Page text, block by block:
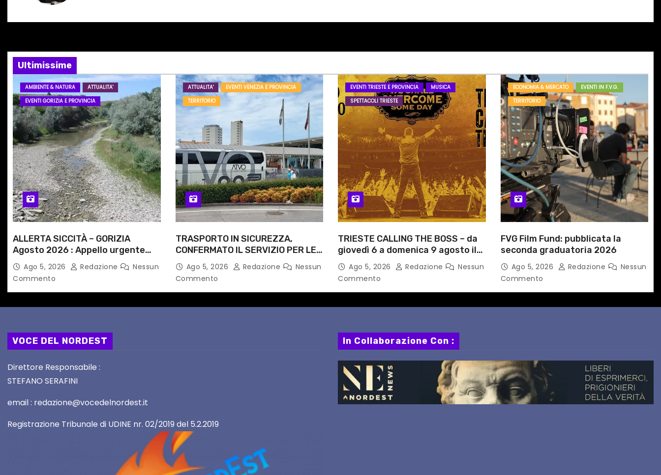
o
i
o
n
e
a
r
t
i
c
o
l
i
Ultimissime
AMBIENTE & NATURA
ATTUALITA'
EVENTI GORIZIA E PROVINCIA
ALLERTA SICCITÀ – GORIZIA
Agosto 2026 : Appello urgente
alle Autorità competenti
Ago 5, 2026 Redazione
Nessun
Commento
ATTUALITA'
EVENTI VENEZIA E PROVINCIA
TERRITORIO
TRASPORTO IN SICUREZZA,
CONFERMATO IL SERVIZIO PER LE
NOTTI DI AGOSTO: DEFINITI
PERCORSI, FERMATE E ORARIO
Ago 5, 2026 Redazione
Nessun
Commento
EVENTI TRIESTE E PROVINCIA
MUSICA
SPETTACOLI TRIESTE
TRIESTE CALLING THE BOSS – da
giovedì 6 a domenica 9 agosto il
festival triestino dedicato a
Springsteen
Ago 5, 2026 Redazione
Nessun
Commento
ECONOMIA & MERCATO
EVENTI IN F.V.G.
TERRITORIO
FVG Film Fund: pubblicata la
seconda graduatoria 2026
Ago 5, 2026 Redazione
Nessun
Commento
VOCE DEL NORDEST
Direttore Responsabile :
STEFANO SERAFINI
email : redazione@vocedelnordest.it
Registrazione Tribunale di UDINE nr. 02/2019 del 5.2.2019
In Collaborazione Con :